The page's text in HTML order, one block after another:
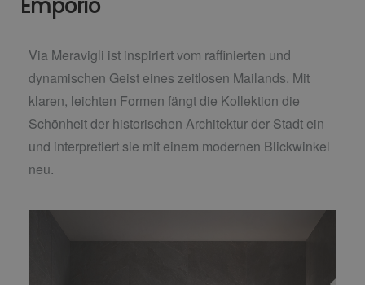
Emporio
Via Meravigli ist inspiriert vom raffinierten und
dynamischen Geist eines zeitlosen Mailands. Mit
klaren, leichten Formen fängt die Kollektion die
Schönheit der historischen Architektur der Stadt ein
und interpretiert sie mit einem modernen Blickwinkel
neu.